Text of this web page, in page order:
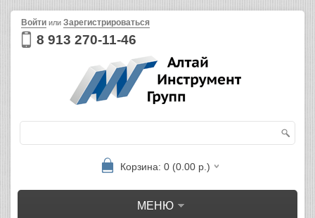
8 913 270-11-46
Войти или Зарегистрироваться
Корзина: 0 (0.00 р.)
МЕНЮ